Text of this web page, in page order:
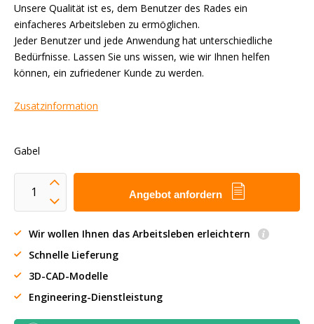
Unsere Qualität ist es, dem Benutzer des Rades ein
einfacheres Arbeitsleben zu ermöglichen.
Jeder Benutzer und jede Anwendung hat unterschiedliche
Bedürfnisse. Lassen Sie uns wissen, wie wir Ihnen helfen
können, ein zufriedener Kunde zu werden.
Zusatzinformation
Gabel
Angebot anfordern
Wir wollen Ihnen das Arbeitsleben erleichtern
Schnelle Lieferung
3D-CAD-Modelle
Engineering-Dienstleistung